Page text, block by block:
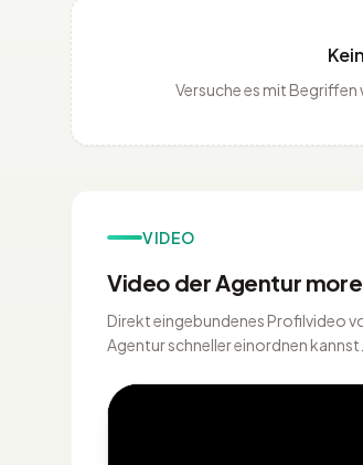
Versuche es mit
VIDEO
Video der Agentur
Direkt eingebundenes Profilvideo
Agentur schneller einordnen kannst.